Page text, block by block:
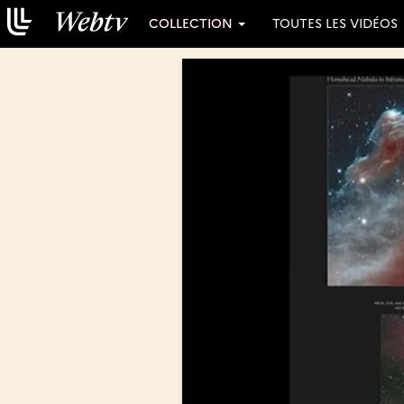
COLLECTION TOUTES LES VIDÉOS